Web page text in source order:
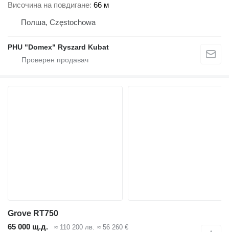
Височина на повдигане 66 м
Полша, Częstochowa
PHU "Domex" Ryszard Kubat
Grove RT750
65 000 щ.д.
≈ 110 200 лв. ≈ 56 260 €